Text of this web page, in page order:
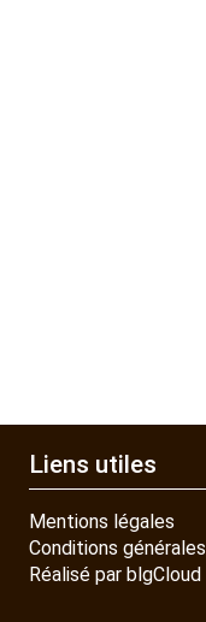
Liens utiles
Mentions légales
Conditions générales
Réalisé par blgCloud